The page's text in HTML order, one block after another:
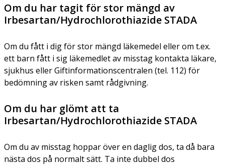
Om du har tagit för stor mängd av
Irbesartan/Hydrochlorothiazide STADA
Om du fått i dig för stor mängd läkemedel eller om t.ex.
ett barn fått i sig läkemedlet av misstag kontakta läkare,
sjukhus eller Giftinformationscentralen (tel. 112) för
bedömning av risken samt rådgivning.
Om du har glömt att ta
Irbesartan/Hydrochlorothiazide STADA
Om du av misstag hoppar över en daglig dos, ta då bara
nästa dos på normalt sätt. Ta inte dubbel dos